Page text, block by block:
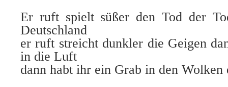
Er ruft spielt süßer den Tod der
Deutschland
er ruft streicht dunkler die Geigen
in die Luft
dann habt ihr ein Grab in den